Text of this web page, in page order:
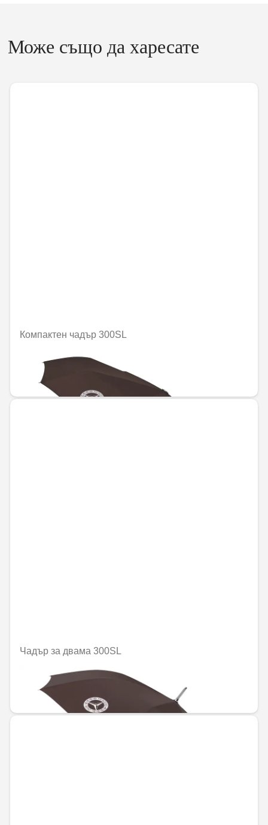
Може също да харесате
Компактен чадър 300SL
Не е налично онлайн
50,82 € / 99,40 лв.
Чадър за двама 300SL
Не е налично онлайн
58,09 € / 113,62 лв.